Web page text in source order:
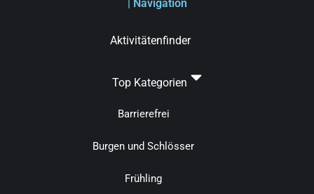
| Navigation
Aktivitätenfinder
Top Kategorien
Barrierefrei
Burgen und Schlösser
Frühling